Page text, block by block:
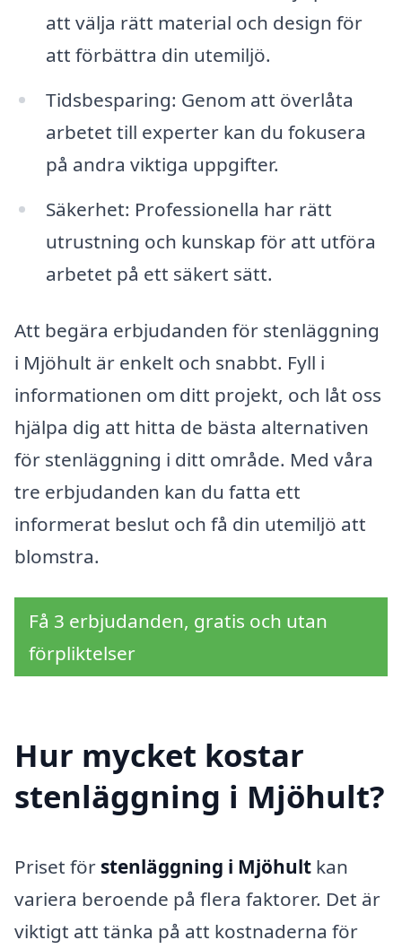
att välja rätt material och design för
att förbättra din utemiljö.
Tidsbesparing: Genom att överlåta
arbetet till experter kan du fokusera
på andra viktiga uppgifter.
Säkerhet: Professionella har rätt
utrustning och kunskap för att utföra
arbetet på ett säkert sätt.
Att begära erbjudanden för stenläggning
i Mjöhult är enkelt och snabbt. Fyll i
informationen om ditt projekt, och låt oss
hjälpa dig att hitta de bästa alternativen
för stenläggning i ditt område. Med våra
tre erbjudanden kan du fatta ett
informerat beslut och få din utemiljö att
blomstra.
Få 3 erbjudanden, gratis och utan
förpliktelser
Hur mycket kostar
stenläggning i Mjöhult?
Priset för stenläggning i Mjöhult kan
variera beroende på flera faktorer. Det är
viktigt att tänka på att kostnaderna för